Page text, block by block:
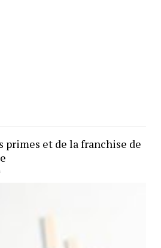
primes et de la franchise de